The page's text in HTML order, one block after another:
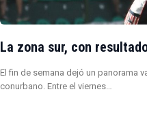
La zona sur, con
El fin de semana dejó un panorama
conurbano. Entre el viernes…